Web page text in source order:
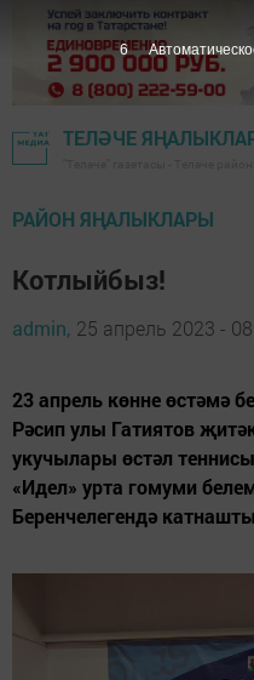
ТЕЛӘЧЕ
РАЙОН ЯҢАЛЫКЛАРЫ
Котлыйбыз!
admin, 25 апрель 2023 -
23 апрель көнне өстәмә
Рәсип улы Гатиятов
укучылары өстәл
«Идел» урта гомуми
Беренчелегендә
5